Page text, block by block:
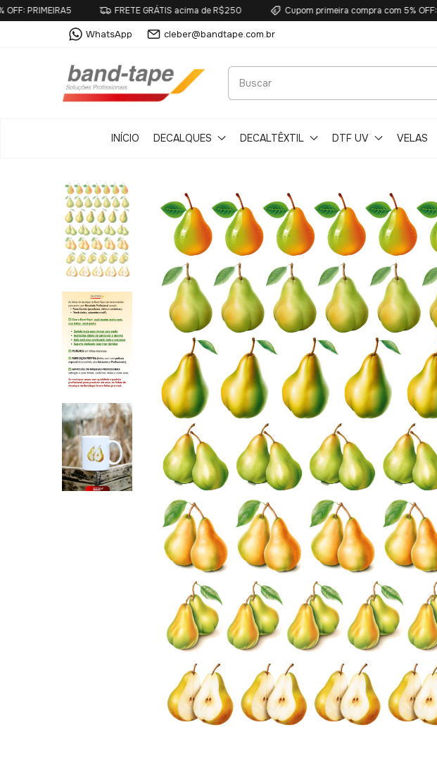
FRETE GRÁTIS acima de R$250 Cupom primeira compra com 5% OFF: PRIMEIRA5
WhatsApp cleber@bandtape.com.br
INÍCIO DECALQUES DECALTÊXTIL DTF UV VELAS